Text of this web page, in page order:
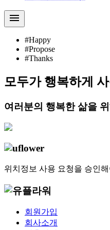
menu
#Happy
#Propose
#Thanks
모두가 행복하게
여러분의 행복한 삶을
위치정보 사용 요청을 승인
회원가입
회사소개